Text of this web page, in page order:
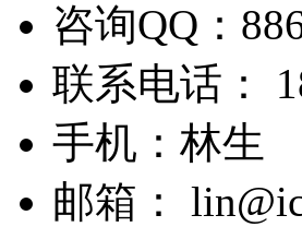
咨询QQ：
联系电话：
手机：林生
邮箱：